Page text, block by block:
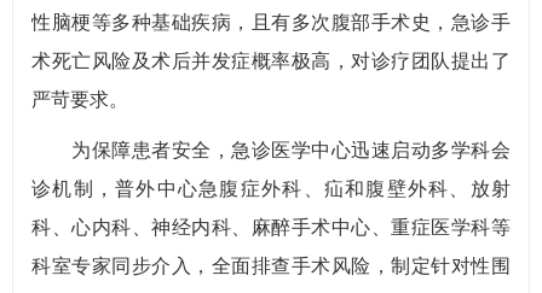
性脑梗等多种基础疾病，且有多次腹部手术史，急诊手
术死亡风险及术后并发症概率极高，对诊疗团队提出了
严苛要求。
为保障患者安全，急诊医学中心迅速启动多学科会
诊机制，普外中心急腹症外科、疝和腹壁外科、放射
科、心内科、神经内科、麻醉手术中心、重症医学科等
科室专家同步介入，全面排查手术风险，制定针对性围